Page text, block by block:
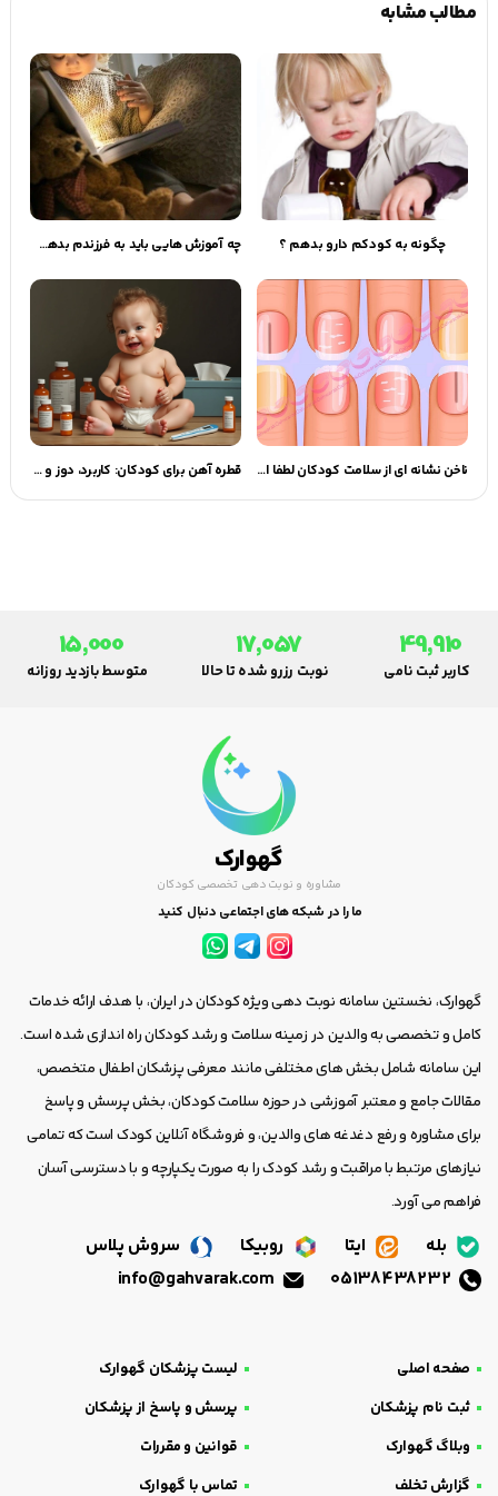
مطالب مشابه
چگونه به کودکم دارو بدهم ؟ چه آموزش هایی باید به فرزندم بدهم؟ | گهوارک
ناخن نشانه ای از سلامت کودکان لطفا اهمیت بدهید!! قطره آهن برای کودکان: کاربرد، دوز و نکات ایمنی
49,910
کاربر ثبت نامی
17,057
نوبت رزرو شده تا حالا
15,000
متوسط بازدید روزانه
گهوارک
مشاوره و نوبت دهی تخصصی کودکان
ما را در شبکه های اجتماعی دنبال کنید
گهوارک، نخستین سامانه نوبت دهی ویژه کودکان در ایران، با هدف ارائه خدمات
کامل و تخصصی به والدین در زمینه سلامت و رشد کودکان راه اندازی شده است.
این سامانه شامل بخش های مختلفی مانند معرفی پزشکان اطفال متخصص،
مقالات جامع و معتبر آموزشی در حوزه سلامت کودکان، بخش پرسش و پاسخ
برای مشاوره و رفع دغدغه های والدین، و فروشگاه آنلاین کودک است که تمامی
نیازهای مرتبط با مراقبت و رشد کودک را به صورت یکپارچه و با دسترسی آسان
فراهم می آورد.
بله ایتا روبیکا
سروش پلاس
صفحه اصلی
لیست پزشکان گهوارک
ثبت نام پزشکان
پرسش و پاسخ از پزشکان
وبلاگ گهوارک
قوانین و مقررات
گزارش تخلف
تماس با گهوارک